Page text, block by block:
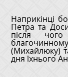
Наприкінці
Петра та
після
(Михайлюку)
дня їхнього